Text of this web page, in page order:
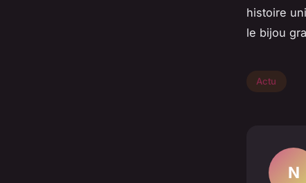
histoire
le bijou
Actu
N